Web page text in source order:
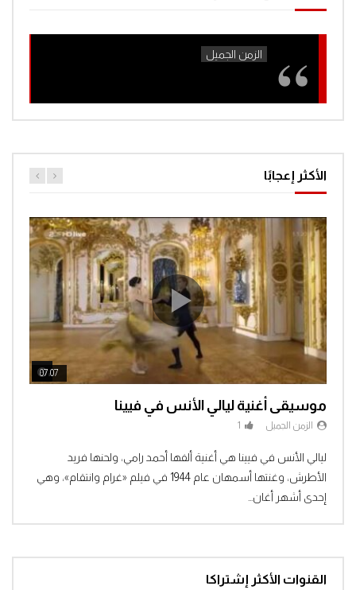
الأكثر إعجابًا
07:07
موسيقى أغنية ليالي الأنس في فيينا
الزمن الجميل 1
ليالي الأنس في فيينا هي أغنية ألفها أحمد رامي، ولحنها فريد
الأطرش، وغنتها أسمهان عام 1944 في فيلم «غرام وانتقام»، وهي
إحدى أشهر أغان...
Watch Later
القنوات الأكثر إشتراكا